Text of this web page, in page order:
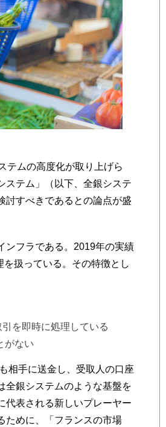
テムの高度化が取り上げら
ステム」（以下、全銀システ
討すべきであるとの論点が盛
フラである。2019年の実績
扱っている。その特徴とし
を即時に処理している
がない
相手に送金し、受取人の口座
全銀システムのような基盤を
代表される新しいプレーヤー
ために、「フランスの市場